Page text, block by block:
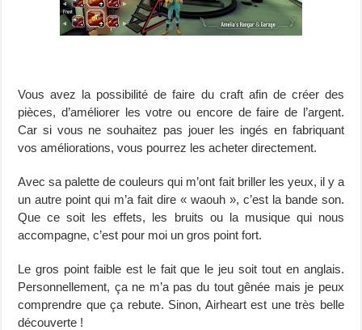
Vous avez la possibilité de faire du craft afin de créer des
pièces, d’améliorer les votre ou encore de faire de l’argent.
Car si vous ne souhaitez pas jouer les ingés en fabriquant
vos améliorations, vous pourrez les acheter directement.
Avec sa palette de couleurs qui m’ont fait briller les yeux, il y a
un autre point qui m’a fait dire « waouh », c’est la bande son.
Que ce soit les effets, les bruits ou la musique qui nous
accompagne, c’est pour moi un gros point fort.
Le gros point faible est le fait que le jeu soit tout en anglais.
Personnellement, ça ne m’a pas du tout gênée mais je peux
comprendre que ça rebute. Sinon, Airheart est une très belle
découverte !